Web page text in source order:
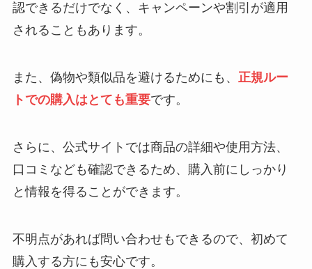
認できるだけでなく、キャンペーンや割引が適用
されることもあります。
また、偽物や類似品を避けるためにも、 正規ルー
トでの購入はとても重要です。
さらに、公式サイトでは商品の詳細や使用方法、
口コミなども確認できるため、購入前にしっかり
と情報を得ることができます。
不明点があれば問い合わせもできるので、初めて
購入する方にも安心です。